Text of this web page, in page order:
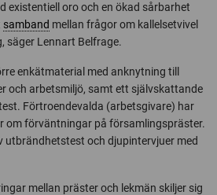
existentiell oro och en ökad sårbarhet
samband mellan frågor om kallelsetvivel
säger Lennart Belfrage.
enkätmaterial med anknytning till
och arbetsmiljö, samt ett självskattande
Förtroendevalda (arbetsgivare) har
om förväntningar på församlingspräster.
utbrändhetstest och djupintervjuer med
mellan präster och lekmän skiljer sig